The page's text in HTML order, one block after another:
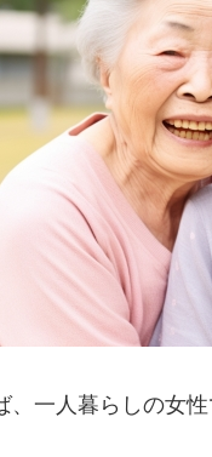
、一人暮らしの女性